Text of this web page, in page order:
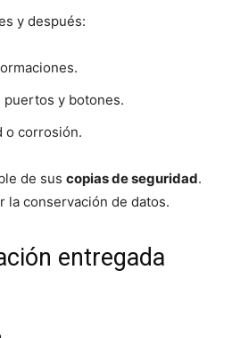
y después:
puertos y botones.
o corrosión.
de sus copias de seguridad.
la conservación de datos.
entregada